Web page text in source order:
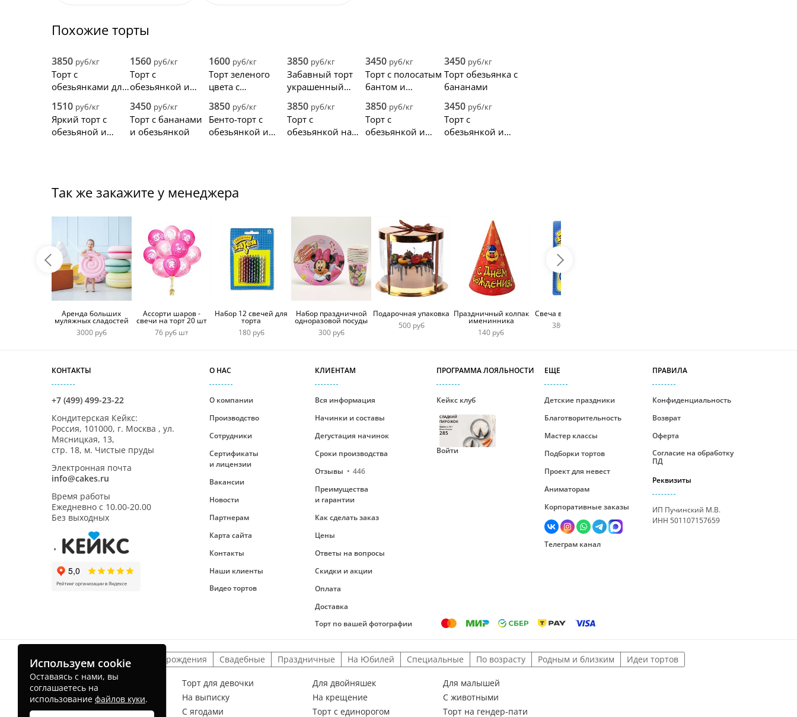
Похожие торты
3850 руб/кг
Торт с
обезьянками для
1560 руб/кг
Торт с
обезьянкой и
1600 руб/кг
Торт зеленого
цвета с
3850 руб/кг
Забавный торт
украшенный
жирафом
3450 руб/кг
Торт с полосатым
бантом и
бананах
3450 руб/кг
Торт обезьянка с
бананами
1510 руб/кг
Яркий торт с
обезьяной и
3450 руб/кг
Торт с бананами
и обезьянкой
3850 руб/кг
Бенто-торт с
обезьянкой и
3850 руб/кг
Торт с
обезьянкой на
3850 руб/кг
Торт с
обезьянкой и
3450 руб/кг
Торт с
обезьянкой и
Так же закажите у менеджера
Аренда больших
муляжных сладостей
3000 руб
Ассорти шаров -
свечи на торт 20 шт
76 руб шт
Набор 12 свечей для
торта
180 руб
Набор праздничной
одноразовой посуды
300 руб
Подарочная упаковка
500 руб
Праздничный колпак
именинника
140 руб
Свеча в виде цифры
380 руб шт
КОНТАКТЫ
+7 (499) 499-23-22
Кондитерская Кейкс:
Россия, 101000, г. Москва , ул.
Мясницкая, 13,
стр. 18, м. Чистые пруды
Электронная почта
info@cakes.ru
Время работы
Ежедневно с 10.00-20.00
Без выходных
О НАС
О компании
Производство
Сотрудники
Сертификаты
и лицензии
Вакансии
Новости
Партнерам
Карта сайта
Контакты
Наши клиенты
Видео тортов
КЛИЕНТАМ
Вся информация
Начинки и составы
Дегустация начинок
Сроки производства
Отзывы
446
Преимущества
и гарантии
Как сделать заказ
Цены
Ответы на вопросы
Скидки и акции
Оплата
Доставка
Торт по вашей фотографии
ПРОГРАММА ЛОЯЛЬНОСТИ
Кейкс клуб
СЛАДКИЙ
ПИРОЖОК
Уровень №1
Ваши бонусы
285
Войти
ЕЩЕ
Детские праздники
Благотворительность
Мастер классы
Подборки тортов
Проект для невест
Аниматорам
Корпоративные заказы
Телеграм канал
ПРАВИЛА
Конфиденциальность
Возврат
Оферта
Согласие на обработку
ПД
Реквизиты
ИП Пучинский М.В.
ИНН 501107157659
Детские торты На день рождения Свадебные Праздничные На Юбилей Специальные По возрасту Родным и близким Идеи тортов
Торт для мальчика Торт для девочки Для двойняшек
Для малышей
На рождение ребенка
На выписку На крещение
С животными
Без мастики
С ягодами Торт с единорогом Торт на гендер-пати
Используем cookie
Оставаясь с нами, вы
соглашаетесь на
использование файлов куки.